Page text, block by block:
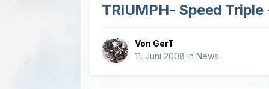
TRIUMPH- Speed
Von GerT
11. Juni 2008 inNews